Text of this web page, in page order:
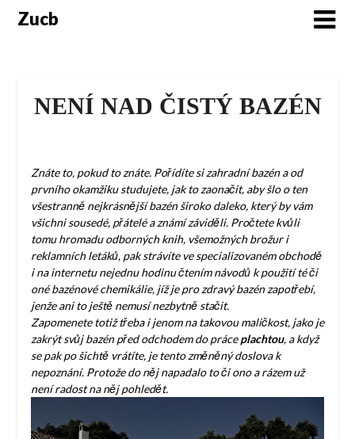
SkipZucb
NENÍ NAD ČISTÝ BAZÉN
Znáte to, pokud to znáte. Pořídíte si zahradní bazén a od
prvního okamžiku studujete, jak to zaonačit, aby šlo o ten
všestranně nejkrásnější bazén široko daleko, který by vám
všichni sousedé, přátelé a známí záviděli. Pročtete kvůli
tomu hromadu odborných knih, všemožných brožur i
reklamních letáků, pak strávíte ve specializovaném obchodě
i na internetu nejednu hodinu čtením návodů k použití té či
oné bazénové chemikálie, jíž je pro zdravý bazén zapotřebí,
jenže ani to ještě nemusí nezbytně stačit.
Zapomenete totiž třeba i jenom na takovou maličkost, jako je
zakrýt svůj bazén před odchodem do práceplachtou, a když
se pak po šichtě vrátíte, je tento změněný doslova k
nepoznání. Protože do něj napadalo to či ono a rázem už
není radost na něj pohledět.